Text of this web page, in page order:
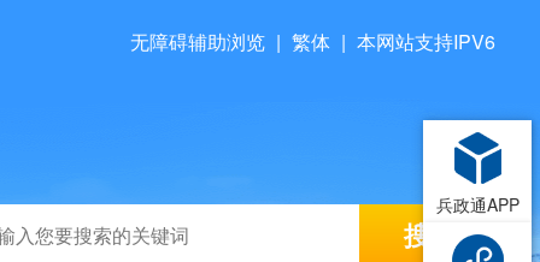
无障碍辅助浏览 | 繁体 | 本网站支持IPV6
兵政通APP